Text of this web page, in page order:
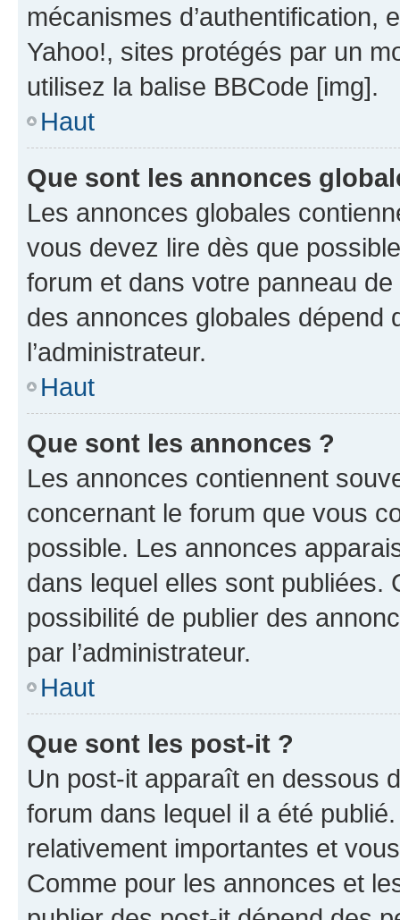
mécanismes d’authentification,
Yahoo!, sites protégés par un
utilisez la balise BBCode [img].
Haut
Que sont les annonces
Les annonces globales
vous devez lire dès que
forum et dans votre panneau
des annonces globales dépend
l’administrateur.
Haut
Que sont les annonces ?
Les annonces contiennent
concernant le forum que vous
possible. Les annonces
dans lequel elles sont publiées.
possibilité de publier des
par l’administrateur.
Haut
Que sont les post-it ?
Un post-it apparaît en dessous
forum dans lequel il a été
relativement importantes et
Comme pour les annonces et